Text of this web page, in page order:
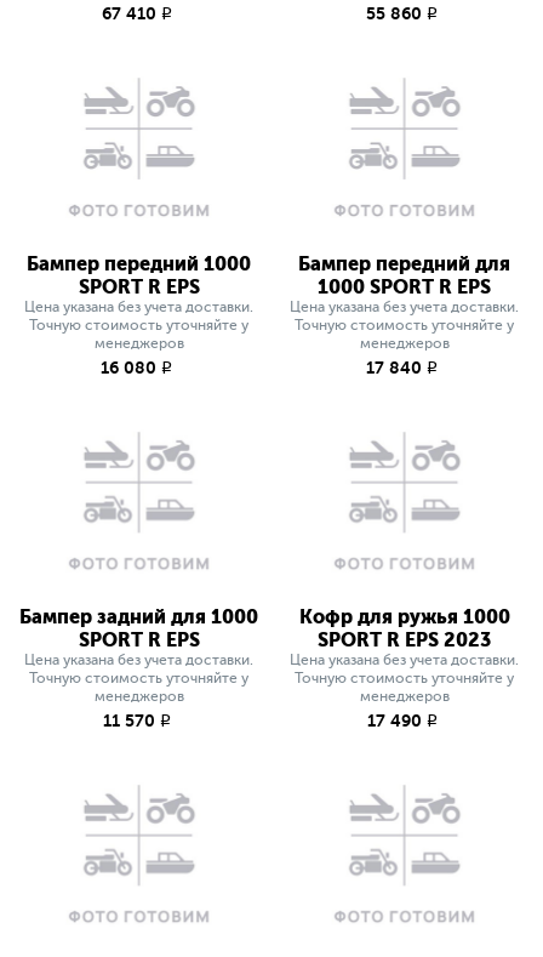
67 410 q 55 860 q
Бампер передний 1000
SPORT R EPS
Цена указана без учета доставки.
Точную стоимость уточняйте у
менеджеров
16 080 q
Бампер передний для
1000 SPORT R EPS
Цена указана без учета доставки.
Точную стоимость уточняйте у
менеджеров
17 840 q
Бампер задний для 1000
SPORT R EPS
Цена указана без учета доставки.
Точную стоимость уточняйте у
менеджеров
11 570 q
Кофр для ружья 1000
SPORT R EPS 2023
Цена указана без учета доставки.
Точную стоимость уточняйте у
менеджеров
17 490 q